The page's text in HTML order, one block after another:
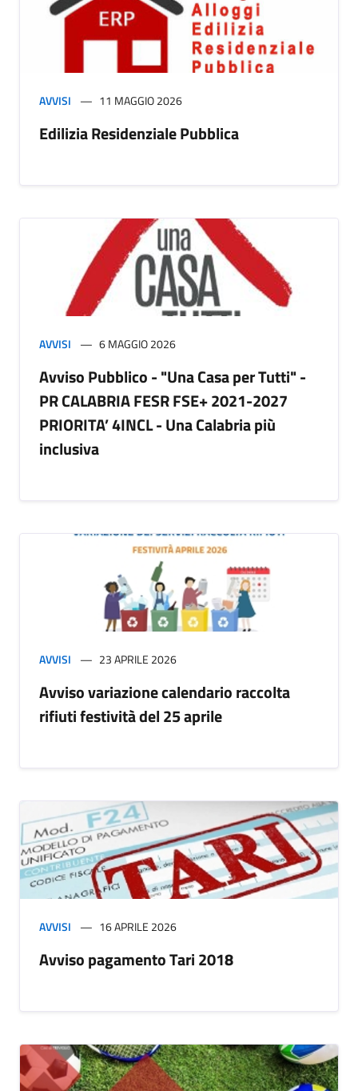
AVVISI 11 MAGGIO 2026
Edilizia Residenziale Pubblica
AVVISI 6 MAGGIO 2026
Avviso Pubblico - "Una Casa per Tutti" -
PR CALABRIA FESR FSE+ 2021-2027
PRIORITA’ 4INCL - Una Calabria più
inclusiva
AVVISI 23 APRILE 2026
Avviso variazione calendario raccolta
rifiuti festività del 25 aprile
AVVISI 16 APRILE 2026
Avviso pagamento Tari 2018